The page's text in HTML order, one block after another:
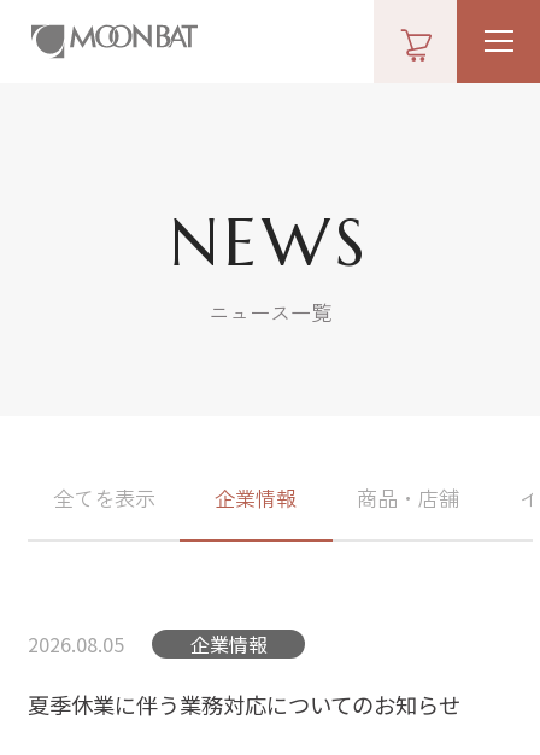
NEWS
ニュース一覧
全てを表示 企業情報 商品・店舗
2026.08.05 企業情報
夏季休業に伴う業務対応についてのお知らせ